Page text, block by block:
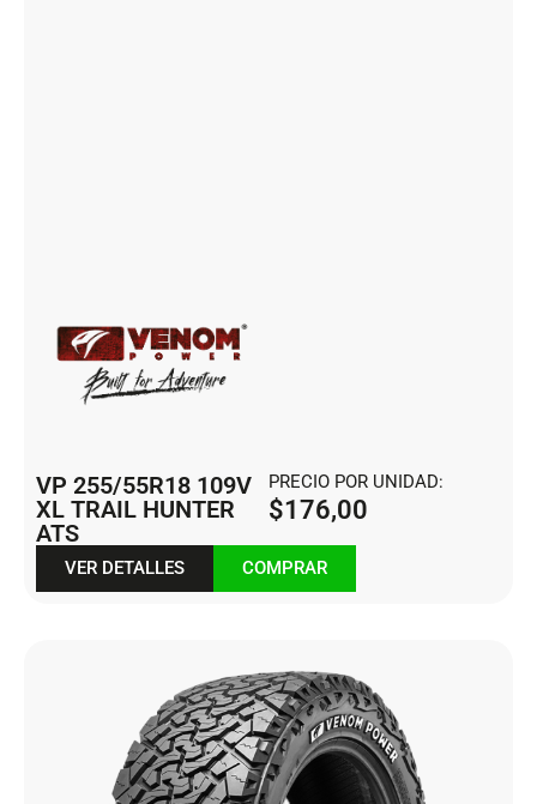
VP 255/55R18 109V
XL TRAIL HUNTER
ATS
PRECIO POR UNIDAD:
$176,00
VER DETALLES COMPRAR